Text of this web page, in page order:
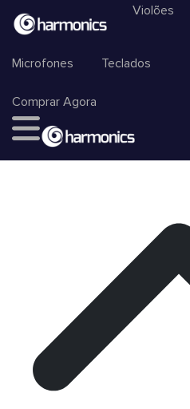
Violões
Microfones Teclados
Comprar Agora